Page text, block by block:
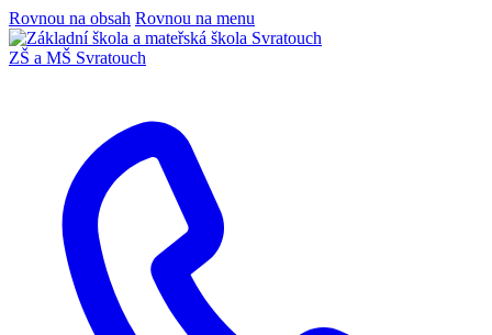
Rovnou na obsah Rovnou na menu
ZŠ a MŠ Svratouch